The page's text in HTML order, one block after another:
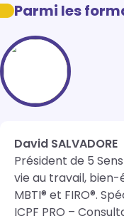
Parmi les
David SALVADORE
Président de 5
vie au travail,
MBTI® et FIRO®.
ICPF PRO –